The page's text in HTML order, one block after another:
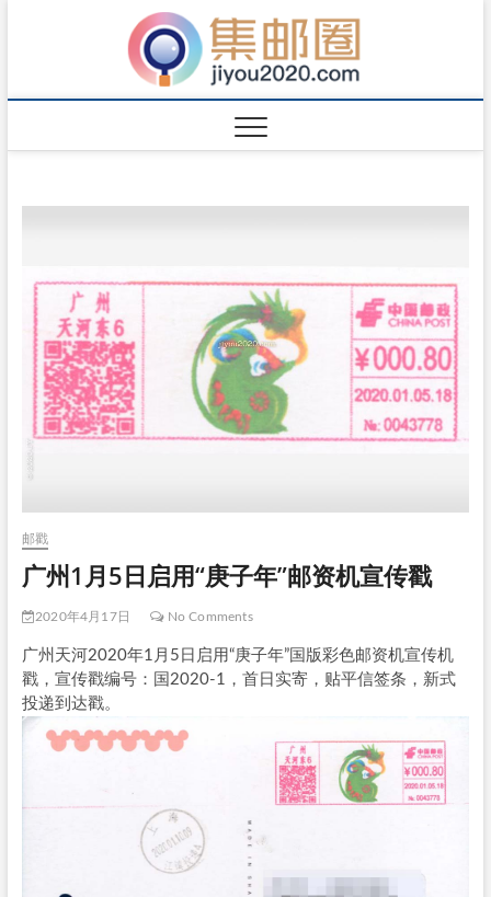
邮戳
广州1月5日启用“庚子年”邮资机宣传戳
2020年4月17日 No Comments
广州天河2020年1月5日启用“庚子年”国版彩色邮资机宣传机
戳，宣传戳编号：国2020-1，首日实寄，贴平信签条，新式
投递到达戳。